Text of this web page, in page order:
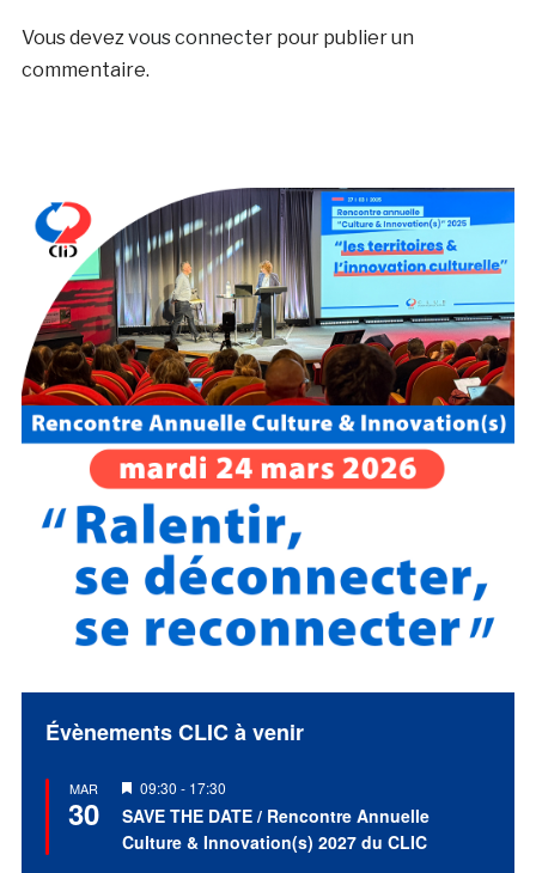
Vous devez vous connecterpour publier un
commentaire.
Évènements CLIC à venir
MAR
30
Mis
en
avant
09:30 - 17:30
SAVE THE DATE / Rencontre Annuelle
Culture & Innovation(s) 2027 du CLIC